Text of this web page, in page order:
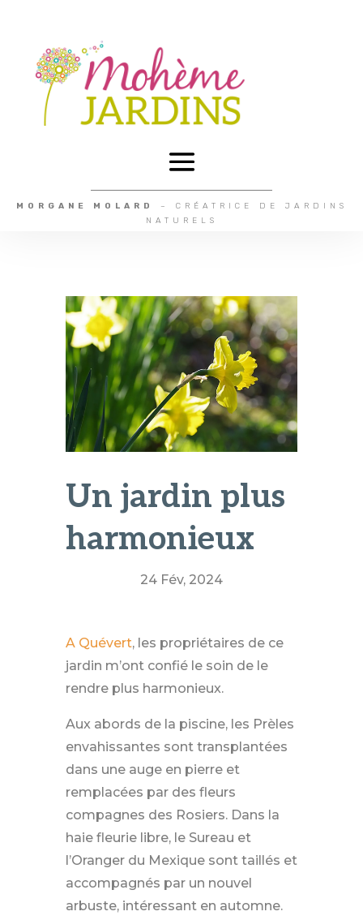
MORGANE MOLARD
– CRÉATRICE DE JARDINS
NATURELS
Un jardin plus
harmonieux
24 Fév, 2024
A Quévert, les propriétaires de ce
jardin m’ont confié le soin de le
rendre plus harmonieux.
Aux abords de la piscine, les Prèles
envahissantes sont transplantées
dans une auge en pierre et
remplacées par des fleurs
compagnes des Rosiers. Dans la
haie fleurie libre, le Sureau et
l’Oranger du Mexique sont taillés et
accompagnés par un nouvel
arbuste, intéressant en automne.